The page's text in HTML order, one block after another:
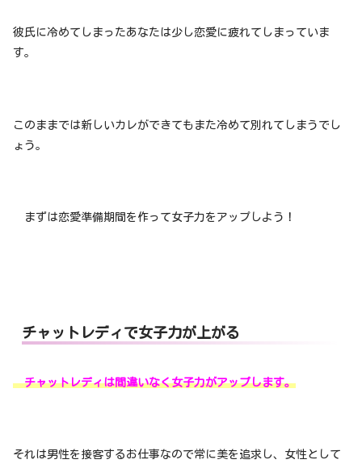
彼氏に冷めてしまったあなたは少し恋愛に疲れてしまっていま
す。
このままでは新しいカレができてもまた冷めて別れてしまうでし
ょう。
まずは恋愛準備期間を作って女子力をアップしよう！
チャットレディで女子力が上がる
チャットレディは間違いなく女子力がアップします。
それは男性を接客するお仕事なので常に美を追求し、女性として